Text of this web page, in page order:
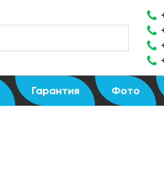
Гарантия Фото